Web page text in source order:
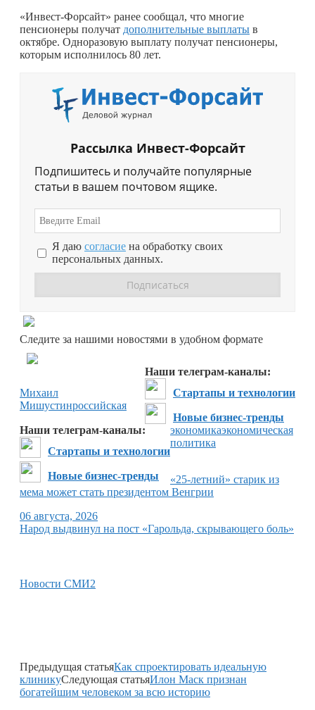
«Инвест-Форсайт» ранее сообщал, что многие
пенсионеры получат дополнительные выплаты в
октябре. Одноразовую выплату получат пенсионеры,
которым исполнилось 80 лет.
Рассылка Инвест-Форсайт
Подпишитесь и получайте популярные
статьи в вашем почтовом ящике.
Я даю согласие на обработку своих
персональных данных.
Следите за нашими новостями в удобном формате
Наши телеграм-каналы:
Стартапы и технологии
Новые бизнес-тренды
Наши телеграм-каналы:
Стартапы и технологии
Новые бизнес-тренды
Михаил
Мишустинроссийская
экономикаэкономическая
политика
«25-летний» старик из
мема может стать президентом Венгрии
06 августа, 2026
Народ выдвинул на пост «Гарольда, скрывающего боль»
Новости СМИ2
Предыдущая статьяКак спроектировать идеальную
клиникуСледующая статьяИлон Маск признан
богатейшим человеком за всю историю